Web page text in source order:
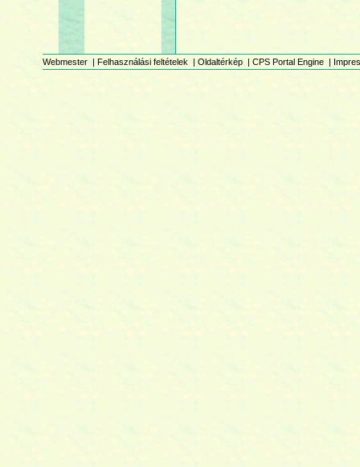
Webmester | Felhasználási feltételek | Oldaltérkép | CPS Portal Engine |